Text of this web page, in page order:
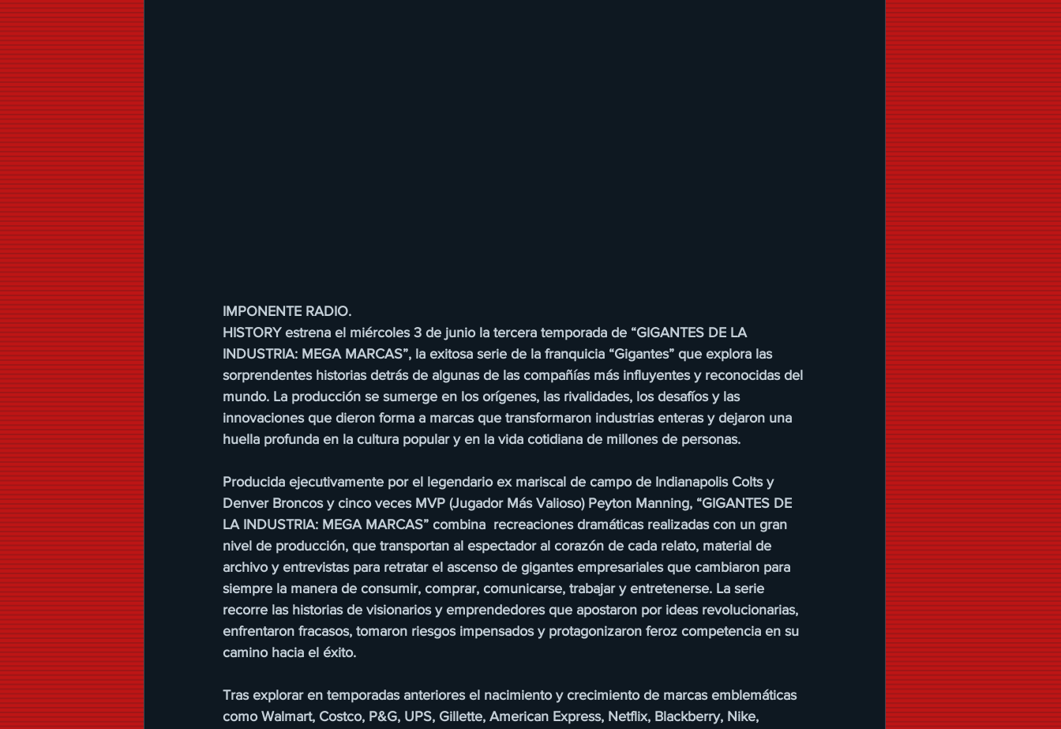
IMPONENTE RADIO.
HISTORY estrena el miércoles 3 de junio la tercera temporada de “GIGANTES DE LA
INDUSTRIA: MEGA MARCAS”, la exitosa serie de la franquicia “Gigantes” que explora las
sorprendentes historias detrás de algunas de las compañías más influyentes y reconocidas del
mundo. La producción se sumerge en los orígenes, las rivalidades, los desafíos y las
innovaciones que dieron forma a marcas que transformaron industrias enteras y dejaron una
huella profunda en la cultura popular y en la vida cotidiana de millones de personas.
Producida ejecutivamente por el legendario ex mariscal de campo de Indianapolis Colts y
Denver Broncos y cinco veces MVP (Jugador Más Valioso) Peyton Manning, “GIGANTES DE
LA INDUSTRIA: MEGA MARCAS” combina  recreaciones dramáticas realizadas con un gran
nivel de producción, que transportan al espectador al corazón de cada relato, material de
archivo y entrevistas para retratar el ascenso de gigantes empresariales que cambiaron para
siempre la manera de consumir, comprar, comunicarse, trabajar y entretenerse. La serie
recorre las historias de visionarios y emprendedores que apostaron por ideas revolucionarias,
enfrentaron fracasos, tomaron riesgos impensados y protagonizaron feroz competencia en su
camino hacia el éxito.
Tras explorar en temporadas anteriores el nacimiento y crecimiento de marcas emblemáticas
como Walmart, Costco, P&G, UPS, Gillette, American Express, Netflix, Blackberry, Nike,